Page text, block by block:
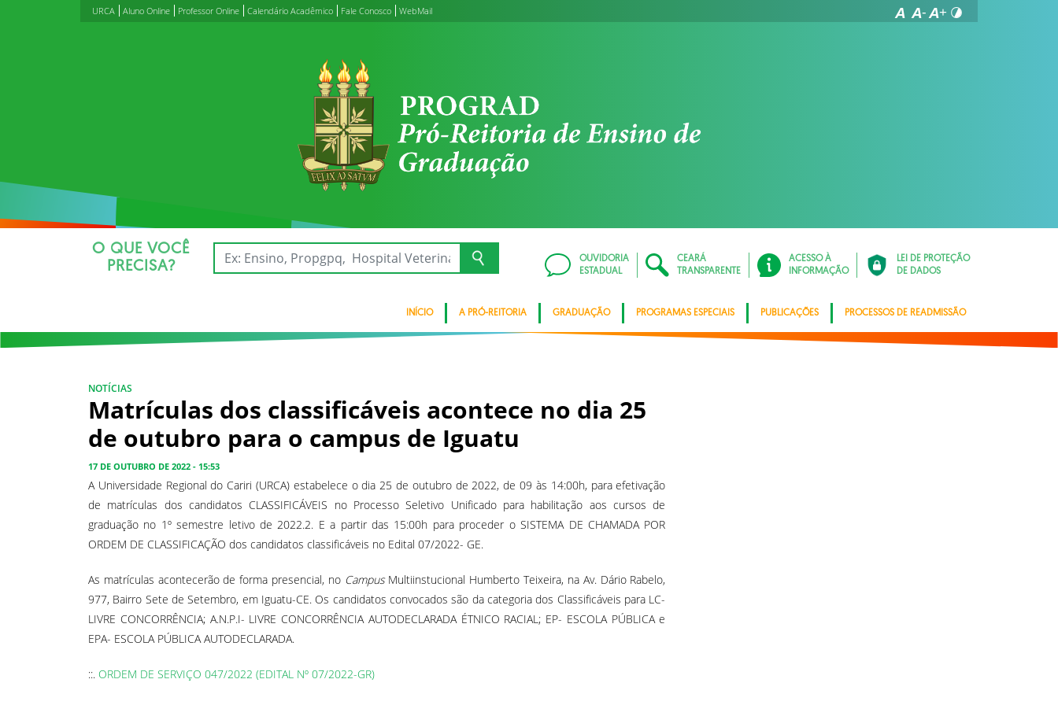
URCA Aluno Online Professor Online Calendário Acadêmico Fale Conosco WebMail
O QUE VOCÊ
PRECISA?
OUVIDORIA
ESTADUAL
CEARÁ
TRANSPARENTE
ACESSO À
INFORMAÇÃO
LEI DE PROTEÇÃO
DE DADOS
INÍCIO A PRÓ-REITORIA GRADUAÇÃO PROGRAMAS ESPECIAIS PUBLICAÇÕES PROCESSOS DE READMISSÃO
NOTÍCIAS
Matrículas dos classificáveis acontece no dia 25
de outubro para o campus de Iguatu
17 DE OUTUBRO DE 2022 - 15:53
A Universidade Regional do Cariri (URCA) estabelece o dia 25 de outubro de 2022, de 09 às 14:00h, para efetivação
de matrículas dos candidatos CLASSIFICÁVEIS no Processo Seletivo Unificado para habilitação aos cursos de
graduação no 1º semestre letivo de 2022.2. E a partir das 15:00h para proceder o SISTEMA DE CHAMADA POR
ORDEM DE CLASSIFICAÇÃO dos candidatos classificáveis no Edital 07/2022- GE.
As matrículas acontecerão de forma presencial, no CampusMultiinstucional Humberto Teixeira, na Av. Dário Rabelo,
977, Bairro Sete de Setembro, em Iguatu-CE. Os candidatos convocados são da categoria dos Classificáveis para LC-
LIVRE CONCORRÊNCIA; A.N.P.I- LIVRE CONCORRÊNCIA AUTODECLARADA ÉTNICO RACIAL; EP- ESCOLA PÚBLICA e
EPA- ESCOLA PÚBLICA AUTODECLARADA.
::. ORDEM DE SERVIÇO 047/2022 (EDITAL Nº 07/2022-GR)